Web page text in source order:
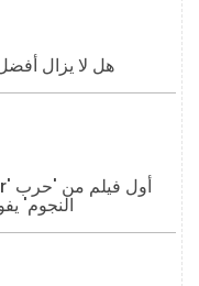
هل لا يزال
النجوم'